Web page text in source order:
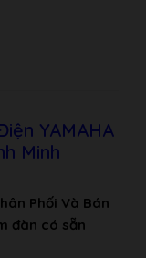
YAMAHA
Minh
Phối Và Bán
đàn có sẵn